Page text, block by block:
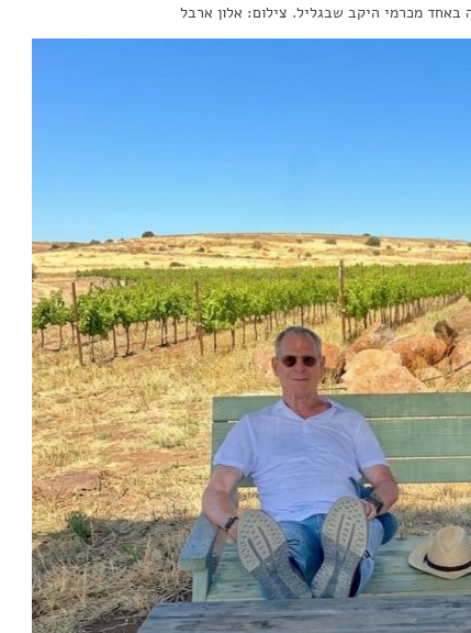
באחד מכרמי היקב שבגליל. צילום: אלון ארבל